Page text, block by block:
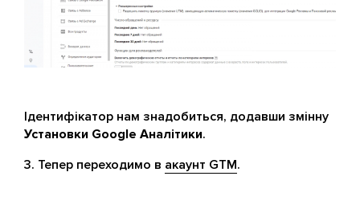
Ідентифікатор нам знадобиться, додавши змінну
Установки Google Аналітики.
Тепер переходимо в акаунт GTM.